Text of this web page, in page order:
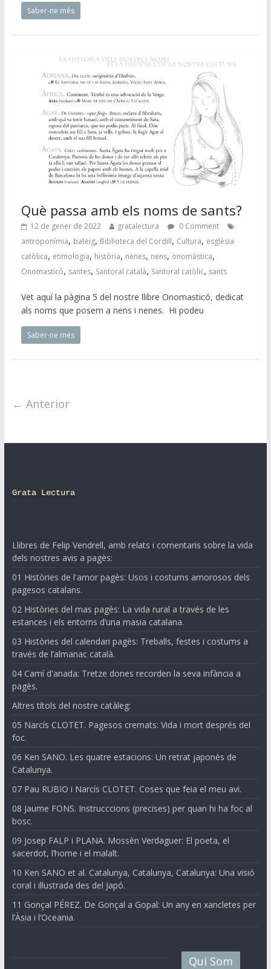
Saber-ne més
Què passa amb els noms de sants?
12 de gener de 2022 gratalectura
0 Comment
antroponímia, bateig, Biblioteca del Cordill, Cultura, esglèsia
catòlica, etimologia, història, nenes, nens, onomàstica,
Onomasticó, santes, Santoral català, Santoral catòlic, sants
Vet aquí la pàgina 5 del nostre llibre Onomasticó, dedicat
als noms que posem a nens i nenes. Hi podeu
Saber-ne més
← Anterior
Grata Lectura
Llibres de Felip Vendrell, amb relats i comentaris sobre la vida
dels nostres avis a pagès:
01 Històries de l'amor pagès: Usos i costums amorosos dels
pagesos catalans.
02 Històries del mas pagès: La vida rural a través de les
estances i els entorns d’una masia catalana.
03 Històries del calendari pagès: Treballs, festes i costums a
través de l’almanac català.
04 Camí d'anada: Tretze dones recorden la seva infància a
pagès.
Altres títols del nostre catàleg:
05 Narcís CLOTET. Pagesos cremats: Vida i mort després del
foc.
06 Ken SANO. Les quatre estacions: Un retrat japonès de
Catalunya.
07 Pau RUBIO i Narcís CLOTET. Coses que feia el meu avi.
08 Jaume FONS. Instrucccions (precises) per quan hi ha foc al
bosc.
09 Josep FALP i PLANA. Mossèn Verdaguer: El poeta, el
sacerdot, l’home i el malalt.
10 Ken SANO et al. Catalunya, Catalunya, Catalunya: Una visió
coral i il·lustrada des del Japó.
11 Gonçal PÉREZ. De Gonçal a Gopal: Un any en xancletes per
l’Àsia i l’Oceania.
Qui Som